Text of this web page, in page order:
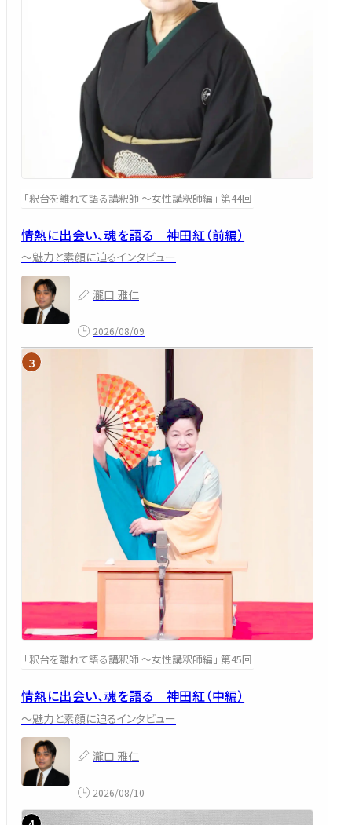
「釈台を離れて語る講釈師 ～女性講釈師編」 第44回
情熱に出会い、魂を語る 神田紅（前編）
～魅力と素顔に迫るインタビュー
瀧口 雅仁
2026/08/09
「釈台を離れて語る講釈師 ～女性講釈師編」 第45回
情熱に出会い、魂を語る 神田紅（中編）
～魅力と素顔に迫るインタビュー
瀧口 雅仁
2026/08/10